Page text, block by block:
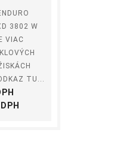
3802 W
VIAC
TU...